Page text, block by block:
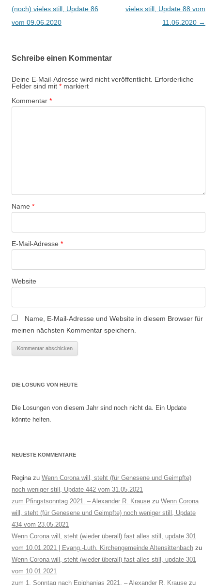
(noch) vieles still, Update 86
vom 09.06.2020
vieles still, Update 88 vom
11.06.2020 →
Schreibe einen Kommentar
Deine E-Mail-Adresse wird nicht veröffentlicht. Erforderliche
Felder sind mit * markiert
Kommentar *
Name *
E-Mail-Adresse *
Website
Name, E-Mail-Adresse und Website in diesem Browser für
meinen nächsten Kommentar speichern.
DIE LOSUNG VON HEUTE
Die Losungen von diesem Jahr sind noch nicht da. Ein Update
könnte helfen.
NEUESTE KOMMENTARE
Reginazu Wenn Corona will, steht (für Genesene und Geimpfte)
noch weniger still, Update 442 vom 31.05.2021
zum Pfingstsonntag 2021. – Alexander R. Krause zu Wenn Corona
will, steht (für Genesene und Geimpfte) noch weniger still, Update
434 vom 23.05.2021
Wenn Corona will, steht (wieder überall) fast alles still, update 301
vom 10.01.2021 | Evang.-Luth. Kirchengemeinde Altensittenbach zu
Wenn Corona will, steht (wieder überall) fast alles still, update 301
vom 10.01.2021
zum 1. Sonntag nach Epiphanias 2021. – Alexander R. Krause zu